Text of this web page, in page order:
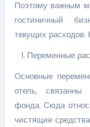
Поэтому важным
гостиничный
текущих расходов.
Переменные
Основные
отель, связанны
фонда. Сюда
чистящие